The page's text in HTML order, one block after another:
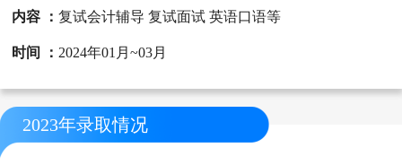
内容 ：复试会计辅导 复试面试 英语口语等
时间 ： 2024年01月~03月
2023年录取情况